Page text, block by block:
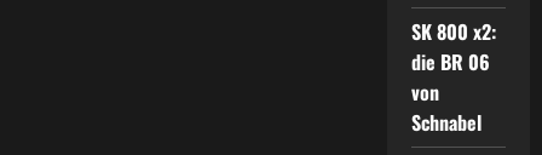
SK 800 x2:
die BR 06
von
Schnabel